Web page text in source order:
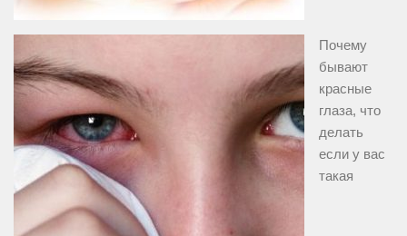
Почему
бывают
красные
глаза, что
делать
если у вас
такая